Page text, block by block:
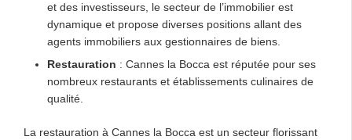
et des investisseurs, le secteur de l’immobilier est
dynamique et propose diverses positions allant des
agents immobiliers aux gestionnaires de biens.
Restauration : Cannes la Bocca est réputée pour ses
nombreux restaurants et établissements culinaires de
qualité.
La restauration à Cannes la Bocca est un secteur florissant